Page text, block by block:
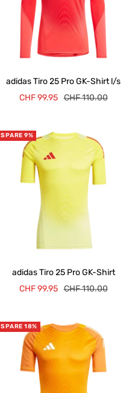
adidas Tiro 25 Pro GK-Shirt l/s
Angebotspreis
CHF 99.95 Regulärer
CHF 110.00
SPARE 9%
adidas Tiro 25 Pro GK-Shirt
Angebotspreis
CHF 99.95 Regulärer
CHF 110.00
SPARE 18%